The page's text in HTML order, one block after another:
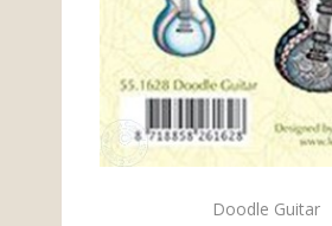
Doodle Guitar